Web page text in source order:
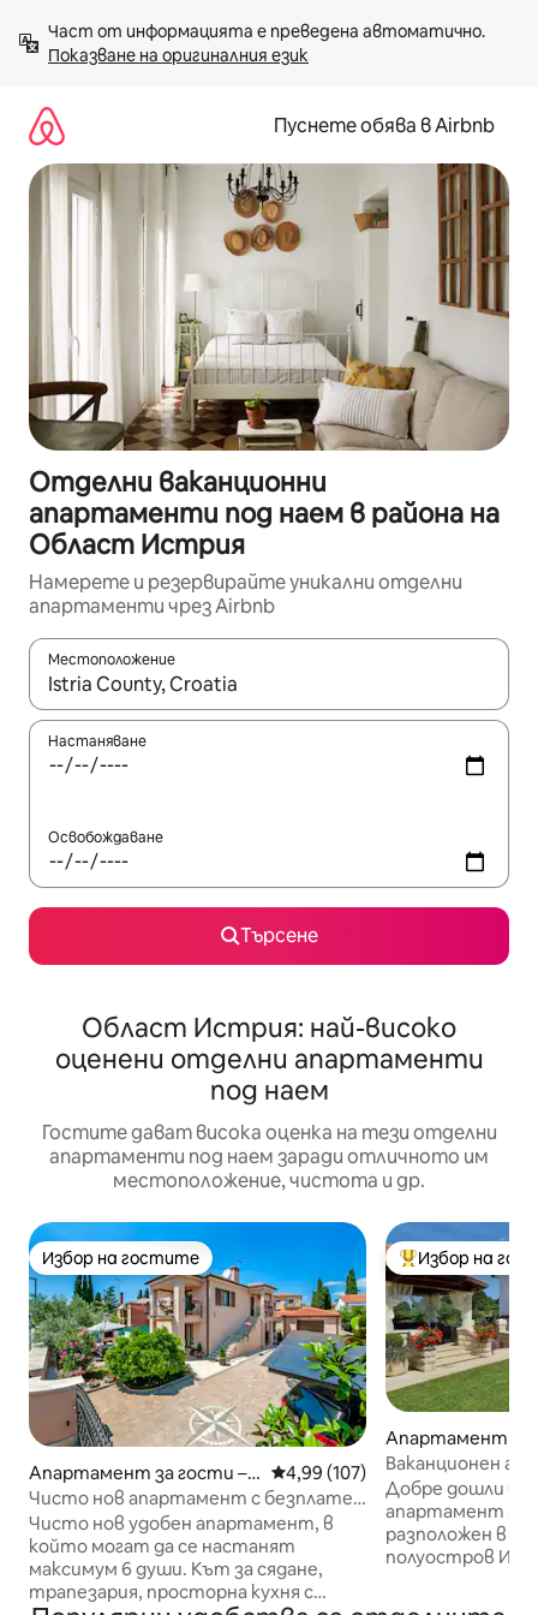
към
съдържанието
Показване на оригиналния език
Пуснете обява в Airbnb
Отделни ваканционни
апартаменти под наем в района на
Област Истрия
Намерете и резервирайте уникални отделни
апартаменти чрез Airbnb
Местоположение
Когато резултатите се покажат, използвайте
Настаняване
Освобождаване
Търсене
Област Истрия: най-високо
оценени отделни апартаменти
под наем
Гостите дават висока оценка на тези отделни
апартаменти под наем заради отличното им
местоположение, чистота и др.
Избор на гостите
Избор на гостите
Апартамент за гости – R
ovinj
Средна оценка: 4,99 от 5,
4,99 (107)
Чисто нов апартамент с безплатен
паркинг VILLA BARIC
Чисто нов удобен апартамент, в
който могат да се настанят
максимум 6 души. Кът за сядане,
трапезария, просторна кухня с
Най-популярен
Избор на
Апартамент за
n
Ваканционен
БИАНКА
Добре дошли
апартамент
разположен в
полуостров